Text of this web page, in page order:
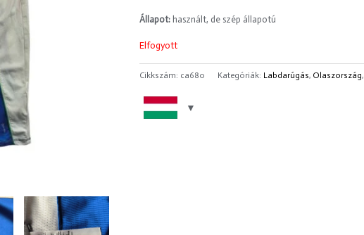
Állapot:használt, de szép állapotú
Elfogyott
Cikkszám: ca680 Kategóriák: Labdarúgás, Olaszország,